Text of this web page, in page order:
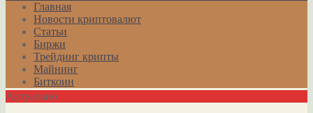
Главная
Новости криптовалют
Статьи
Биржи
Трейдинг крипты
Майнинг
Биткоин
Актуально